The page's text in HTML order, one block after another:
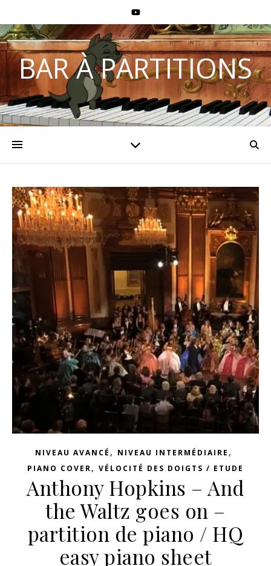
BAR À PARTITIONS
NIVEAU AVANCÉ , NIVEAU INTERMÉDIAIRE ,
PIANO COVER, VÉLOCITÉ DES DOIGTS / ETUDE
Anthony Hopkins – And
the Waltz goes on –
partition de piano / HQ
easy piano sheet